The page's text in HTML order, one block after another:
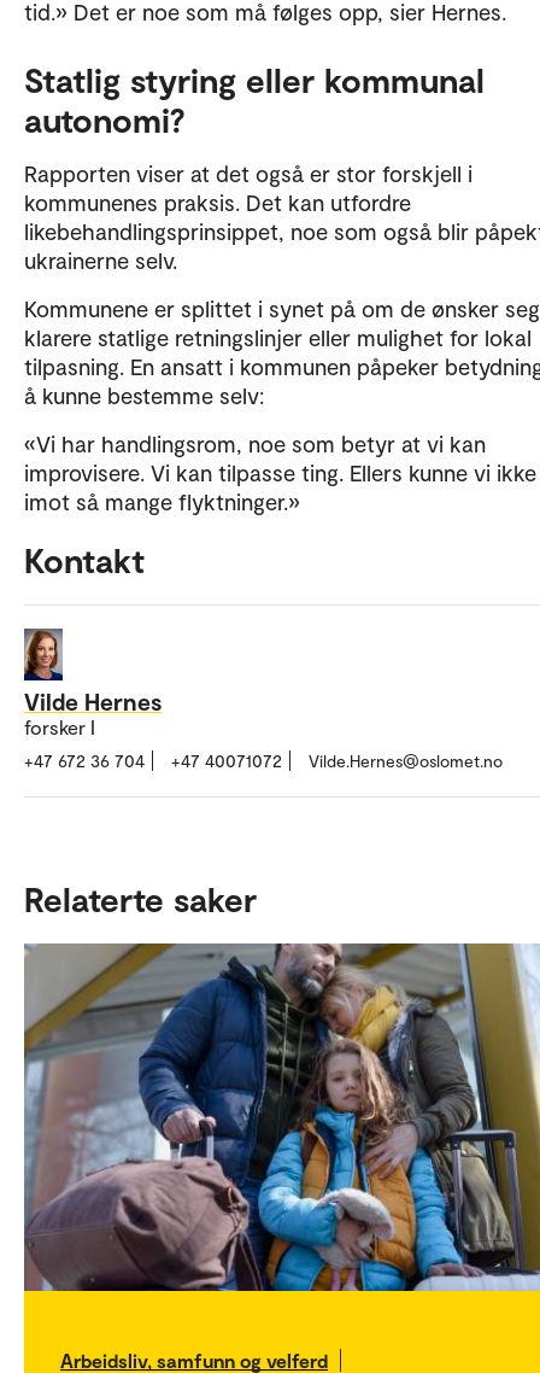
tid.» Det er noe som må følges opp, sier Hernes.
Statlig styring eller kommunal
autonomi?
Rapporten viser at det også er stor forskjell i
kommunenes praksis. Det kan utfordre
likebehandlingsprinsippet, noe som også blir
ukrainerne selv.
Kommunene er splittet i synet på om de ønsker seg
klarere statlige retningslinjer eller mulighet for lokal
tilpasning. En ansatt i kommunen påpeker
å kunne bestemme selv:
«Vi har handlingsrom, noe som betyr at vi kan
improvisere. Vi kan tilpasse ting. Ellers kunne vi
imot så mange flyktninger.»
Kontakt
Vilde Hernes
forsker I
+47 672 36 704 +47 40071072 Vilde.Hernes@oslomet.no
Relaterte saker
Arbeidsliv, samfunn og velferd